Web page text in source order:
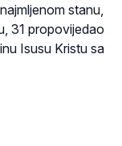
stanu,
31 propovijedao
Isusu Kristu sa